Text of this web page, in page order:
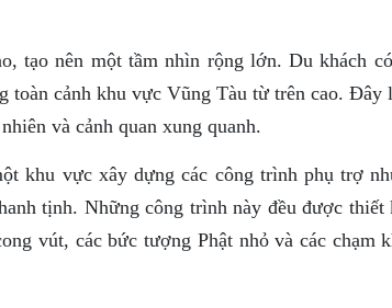
tạo nên một tầm nhìn rộng lớn. Du khách
toàn cảnh khu vực Vũng Tàu từ trên cao.
và cảnh quan xung quanh.
khu vực xây dựng các công trình phụ trợ
tịnh. Những công trình này đều được thiết
vút, các bức tượng Phật nhỏ và các chạm